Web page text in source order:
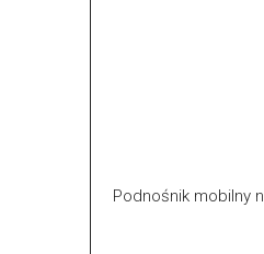
Podnośnik mobilny